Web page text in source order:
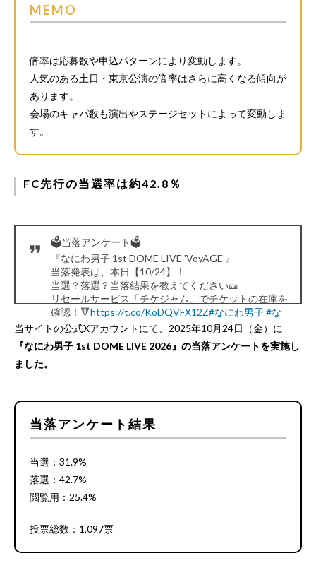
MEMO
倍率は応募数や申込パターンにより変動します。
人気のある土日・東京公演の倍率はさらに高くなる傾向が
あります。
会場のキャパ数も演出やステージセットによって変動しま
す。
FC先行の当選率は約42.8％
🗳️当落アンケート🗳️
『なにわ男子 1st DOME LIVE 'VoyAGE'』
当落発表は、本日【10/24】！
当選？落選？当落結果を教えてください🎫
リセールサービス「チケジャム」でチケットの在庫を
確認！🔻https://t.co/KoDQVFX12Z#なにわ男子#な
にわ男子求 #なにわ男子譲 #なにわ求 #なにわ譲
— チケットフェスタ (@ticket_festa)
2025
当サイトの公式Xアカウントにて、2025年10月24日（金）に
『なにわ男子 1st DOME LIVE 2026』の当落アンケートを実施し
ました。
当落アンケート結果
当選：31.9%
落選：42.7%
閲覧用：25.4%
投票総数：1,097票